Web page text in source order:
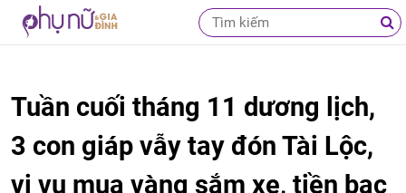
Tuần cuối tháng 11 dương lịch,
3 con giáp vẫy tay đón Tài Lộc,
vi vu mua vàng sắm xe, tiền bạc